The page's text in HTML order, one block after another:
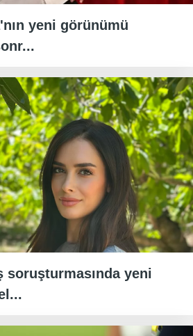
yeni görünümü
soruşturmasında yeni